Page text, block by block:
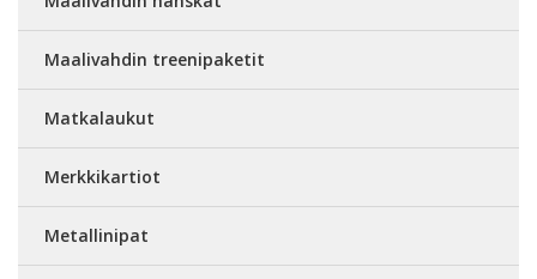
Maalivahdin treenipaketit
Matkalaukut
Merkkikartiot
Metallinipat